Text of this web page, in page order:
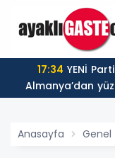
17:34
Almanya’dan
Anasayfa Genel